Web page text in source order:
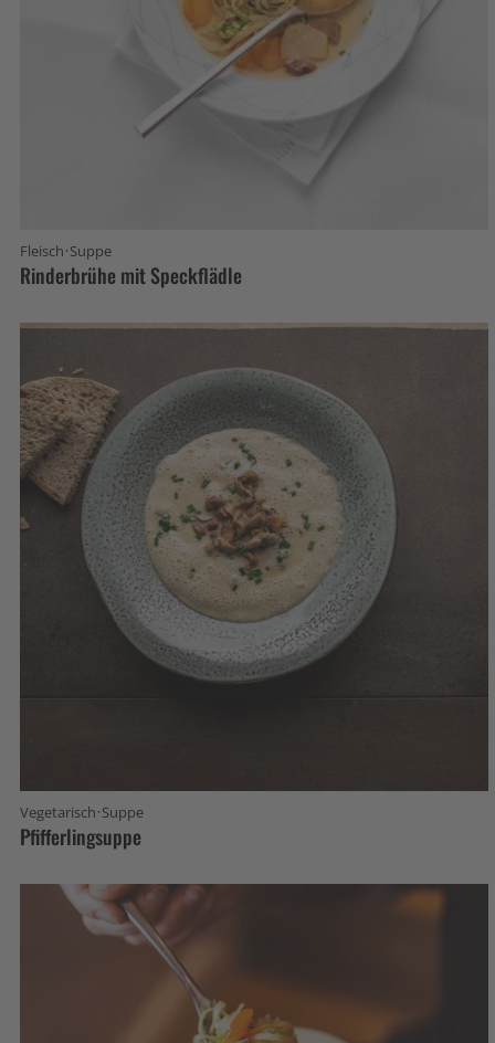
Fleisch·Suppe
Rinderbrühe mit Speckflädle
Vegetarisch·Suppe
Pfifferlingsuppe